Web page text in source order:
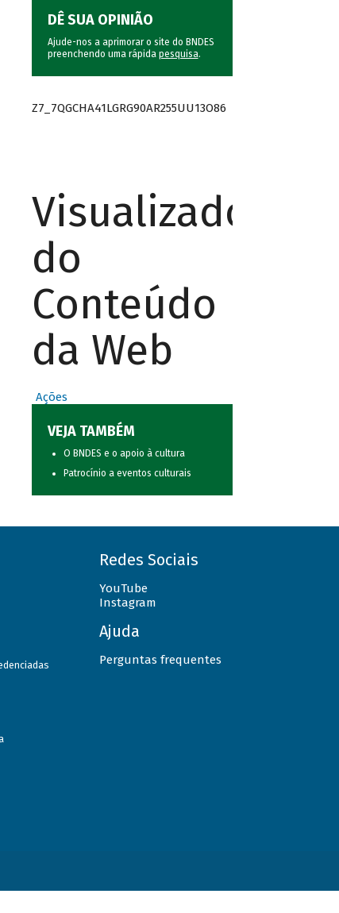
DÊ SUA OPINIÃO
Ajude-nos a aprimorar o site do BNDES
preenchendo uma rápida pesquisa.
Z7_7QGCHA41LGRG90AR255UU13O86
Visualizador
do
Conteúdo
da Web
Ações
VEJA TAMBÉM
O BNDES e o apoio à cultura
Patrocínio a eventos culturais
Redes Sociais
YouTube
Instagram
Ajuda
Perguntas frequentes